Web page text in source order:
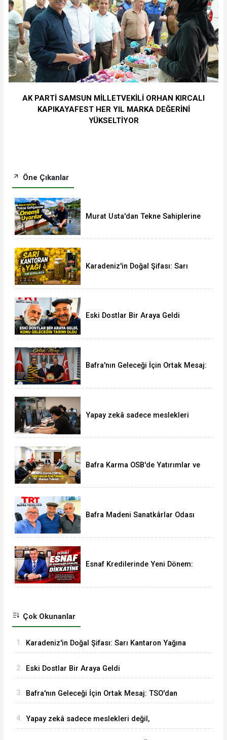
AK PARTİ SAMSUN MİLLETVEKİLİ ORHAN KIRCALI
KAPIKAYAFEST HER YIL MARKA DEĞERİNİ
YÜKSELTİYOR
Öne Çıkanlar
Murat Usta'dan Tekne Sahiplerine
Karadeniz'in Doğal Şifası: Sarı
Eski Dostlar Bir Araya Geldi
Bafra'nın Geleceği İçin Ortak Mesaj:
Yapay zekâ sadece meslekleri
Bafra Karma OSB'de Yatırımlar ve
Bafra Madeni Sanatkârlar Odası
Esnaf Kredilerinde Yeni Dönem:
Çok Okunanlar
1. Karadeniz'in Doğal Şifası: Sarı Kantaron Yağına
2. Eski Dostlar Bir Araya Geldi
3. Bafra'nın Geleceği İçin Ortak Mesaj: TSO'dan
4. Yapay zekâ sadece meslekleri değil,